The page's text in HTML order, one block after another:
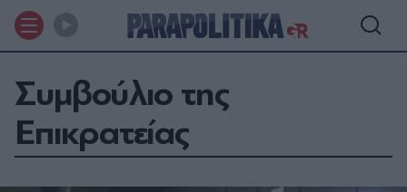
Συμβούλιο της
Επικρατείας